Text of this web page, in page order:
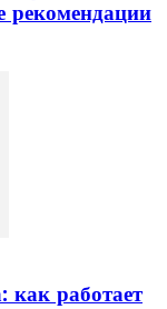
рекомендации
как работает